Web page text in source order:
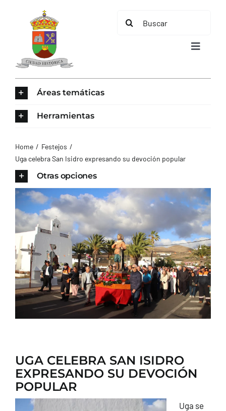
contenido
Buscar:
Toggle
AYUNTAMIENTO
TURISMO
CONTACTO
Áreas temáticas
Herramientas
Home
Festejos
Uga celebra San Isidro expresando su devoción popular
Otras opciones
UGA CELEBRA SAN ISIDRO
EXPRESANDO SU DEVOCIÓN
POPULAR
Uga se